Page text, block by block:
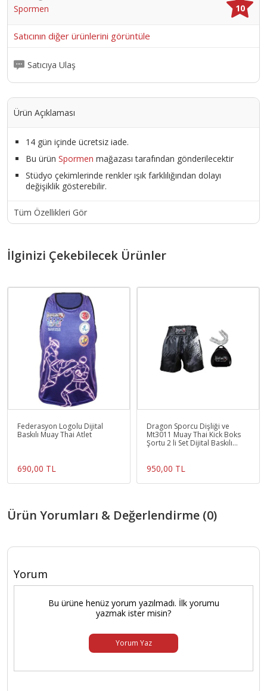
Bilek bölgesine konulan destek ve cırtlar sayesinde bileği
Spormen
10
Satıcının diğer ürünlerini görüntüle
Satıcıya Ulaş
Ürün Açıklaması
14 gün içinde ücretsiz iade.
Bu ürün Spormen mağazası tarafından gönderilecektir
Stüdyo çekimlerinde renkler ışık farklılığından dolayı
değişiklik gösterebilir.
Tüm Özellikleri Gör
İlginizi Çekebilecek Ürünler
Federasyon Logolu Dijital
Baskılı Muay Thai Atlet
690,00 TL
Dragon Sporcu Dişliği ve
Mt3011 Muay Thai Kick Boks
Şortu 2 li Set Dijital Baskılı
950,00 TL
Ürün Yorumları & Değerlendirme (0)
Yorum
Bu ürüne henüz yorum yazılmadı. İlk yorumu
yazmak ister misin?
Yorum Yaz